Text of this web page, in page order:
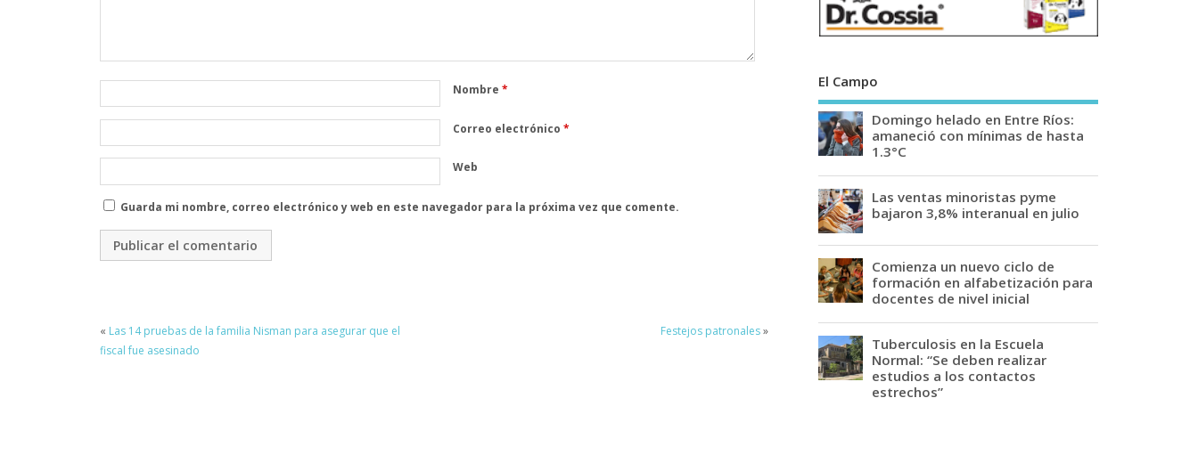
Nombre *
Correo electrónico *
Web
Guarda mi nombre, correo electrónico y web en este navegador para la próxima vez que comente.
« Las 14 pruebas de la familia Nisman para asegurar que el
fiscal fue asesinado
Festejos patronales»
El Campo
Domingo helado en Entre Ríos:
amaneció con mínimas de hasta
1.3°C
Las ventas minoristas pyme
bajaron 3,8% interanual en julio
Comienza un nuevo ciclo de
formación en alfabetización para
docentes de nivel inicial
Tuberculosis en la Escuela
Normal: “Se deben realizar
estudios a los contactos
estrechos”